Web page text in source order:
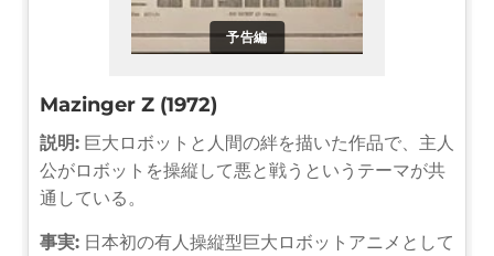
予告編
Mazinger Z (1972)
説明: 巨大ロボットと人間の絆を描いた作品で、主人
公がロボットを操縦して悪と戦うというテーマが共
通している。
事実: 日本初の有人操縦型巨大ロボットアニメとして